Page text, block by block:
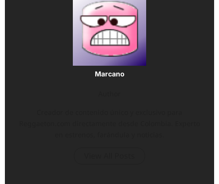
Marcano